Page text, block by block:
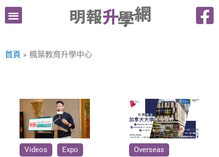
跳
內首頁 楓葉教育升學中心
Videos Expo
Overseas